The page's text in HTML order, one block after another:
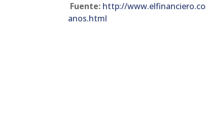
Fuente: http://
anos.html